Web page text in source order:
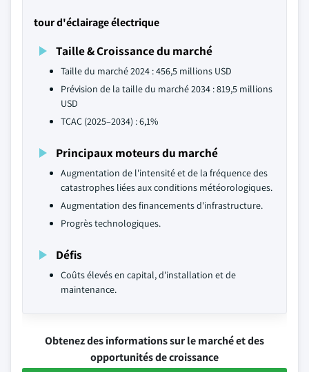
tour d'éclairage électrique
Taille & Croissance du marché
Taille du marché 2024 : 456,5 millions USD
Prévision de la taille du marché 2034 : 819,5 millions
USD
TCAC (2025–2034) : 6,1%
Principaux moteurs du marché
Augmentation de l'intensité et de la fréquence des
catastrophes liées aux conditions météorologiques.
Augmentation des financements d'infrastructure.
Progrès technologiques.
Défis
Coûts élevés en capital, d'installation et de
maintenance.
Obtenez des informations sur le marché et des
opportunités de croissance